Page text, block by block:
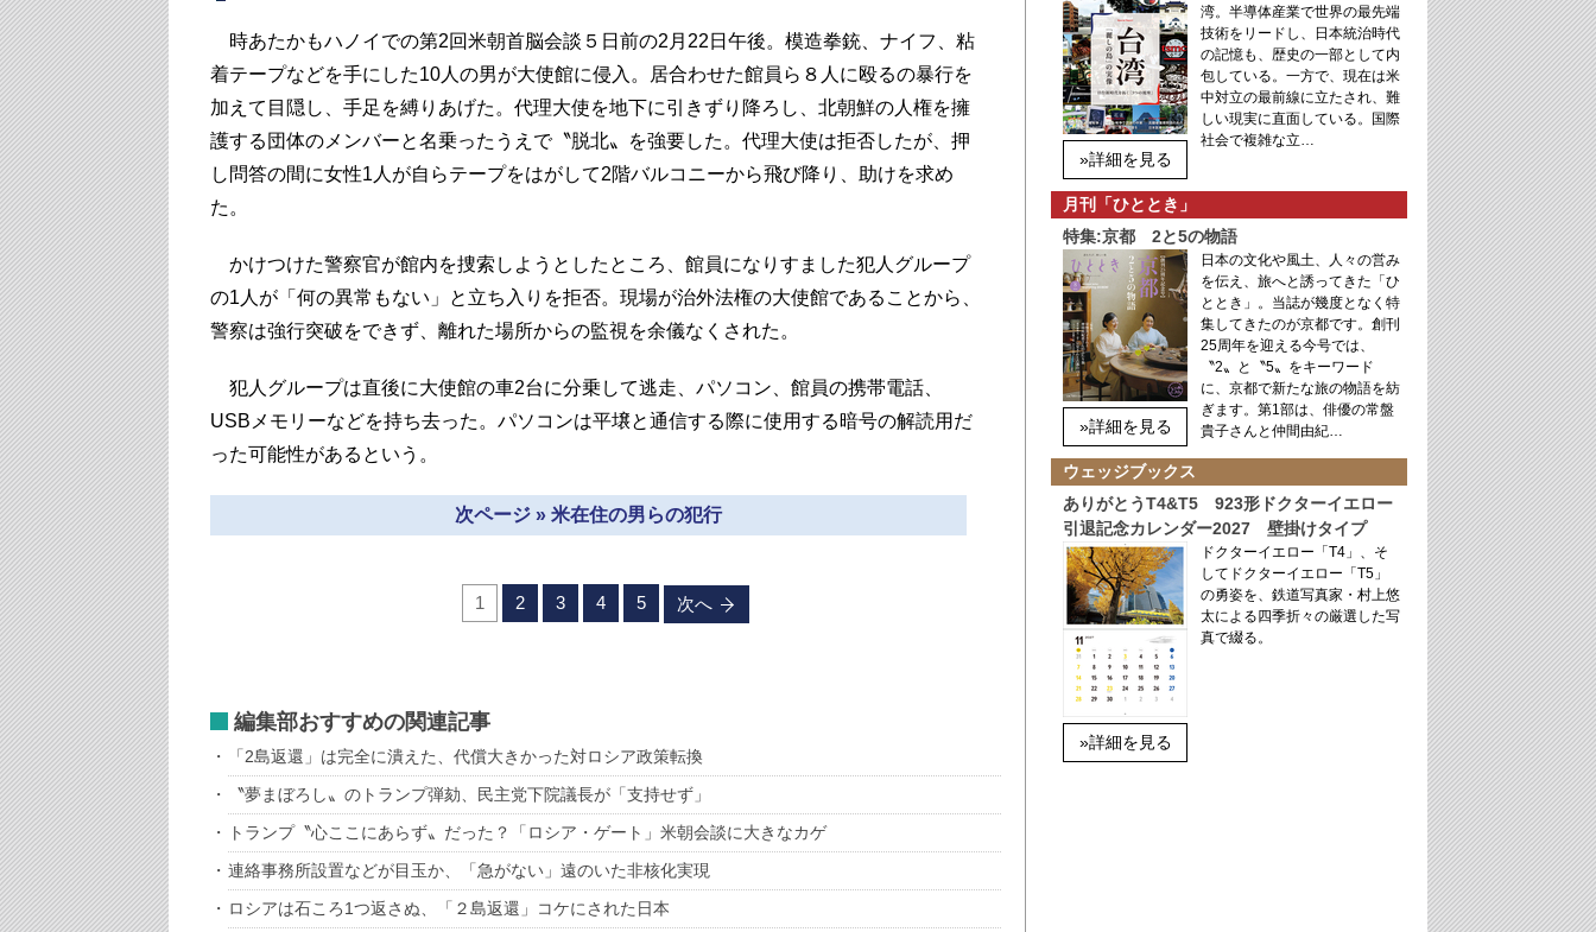
時あたかもハノイでの第2回米朝首脳会談５日前の2月22日午後。模造拳銃、ナイフ、粘
着テープなどを手にした10人の男が大使館に侵入。居合わせた館員ら８人に殴るの暴行を
加えて目隠し、手足を縛りあげた。代理大使を地下に引きずり降ろし、北朝鮮の人権を擁
護する団体のメンバーと名乗ったうえで〝脱北〟を強要した。代理大使は拒否したが、押
し問答の間に女性1人が自らテープをはがして2階バルコニーから飛び降り、助けを求め
た。
かけつけた警察官が館内を捜索しようとしたところ、館員になりすました犯人グループ
の1人が「何の異常もない」と立ち入りを拒否。現場が治外法権の大使館であることから、
警察は強行突破をできず、離れた場所からの監視を余儀なくされた。
犯人グループは直後に大使館の車2台に分乗して逃走、パソコン、館員の携帯電話、
USBメモリーなどを持ち去った。パソコンは平壌と通信する際に使用する暗号の解読用だ
った可能性があるという。
次ページ » 米在住の男らの犯行
1 2 3 4 5 次へ
編集部おすすめの関連記事
「2島返還」は完全に潰えた、代償大きかった対ロシア政策転換
〝夢まぼろし〟のトランプ弾劾、民主党下院議長が「支持せず」
トランプ〝心ここにあらず〟だった？「ロシア・ゲート」米朝会談に大きなカゲ
連絡事務所設置などが目玉か、「急がない」遠のいた非核化実現
ロシアは石ころ1つ返さぬ、「２島返還」コケにされた日本
»詳細を見る
湾。半導体産業で世界の最先端
技術をリードし、日本統治時代
の記憶も、歴史の一部として内
包している。一方で、現在は米
中対立の最前線に立たされ、難
しい現実に直面している。国際
社会で複雑な立…
月刊「ひととき」
特集:京都 2と5の物語
»詳細を見る
日本の文化や風土、人々の営み
を伝え、旅へと誘ってきた「ひ
ととき」。当誌が幾度となく特
集してきたのが京都です。創刊
25周年を迎える今号では、
〝2〟と〝5〟をキーワード
に、京都で新たな旅の物語を紡
ぎます。第1部は、俳優の常盤
貴子さんと仲間由紀…
ウェッジブックス
ありがとうT4&T5 923形ドクターイエロー
引退記念カレンダー2027 壁掛けタイプ
»詳細を見る
ドクターイエロー「T4」、そ
してドクターイエロー「T5」
の勇姿を、鉄道写真家・村上悠
太による四季折々の厳選した写
真で綴る。